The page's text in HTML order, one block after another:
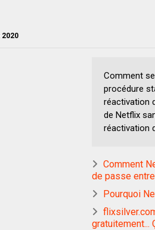
2020
Comment
procédure
réactivation
de Netflix
réactivation
Comment
de passe
Pourquoi
gratuitement...